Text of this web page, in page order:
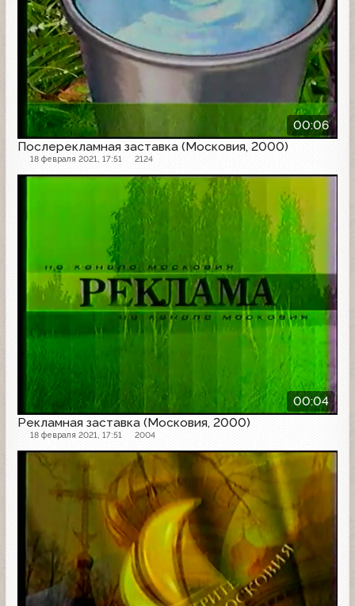
00:06
Послерекламная заставка (Московия, 2000)
18 февраля 2021, 17:51 2124
00:04
Рекламная заставка (Московия, 2000)
18 февраля 2021, 17:51 2004
Заставка